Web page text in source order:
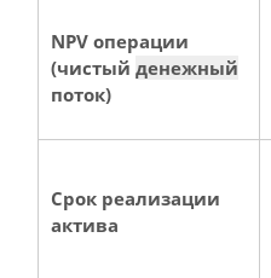
NPV операции
(чистый денежный
поток)
Срок реализации
актива